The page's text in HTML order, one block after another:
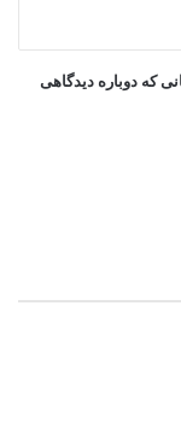
که دوباره دیدگاهی